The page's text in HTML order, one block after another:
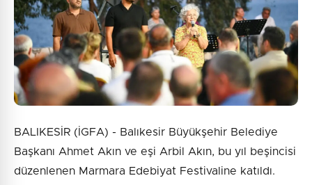
Gönder
BALIKESİR (İGFA) - Balıkesir Büyükşehir Belediye
Başkanı Ahmet Akın ve eşi Arbil Akın, bu yıl beşincisi
düzenlenen Marmara Edebiyat Festivaline katıldı.